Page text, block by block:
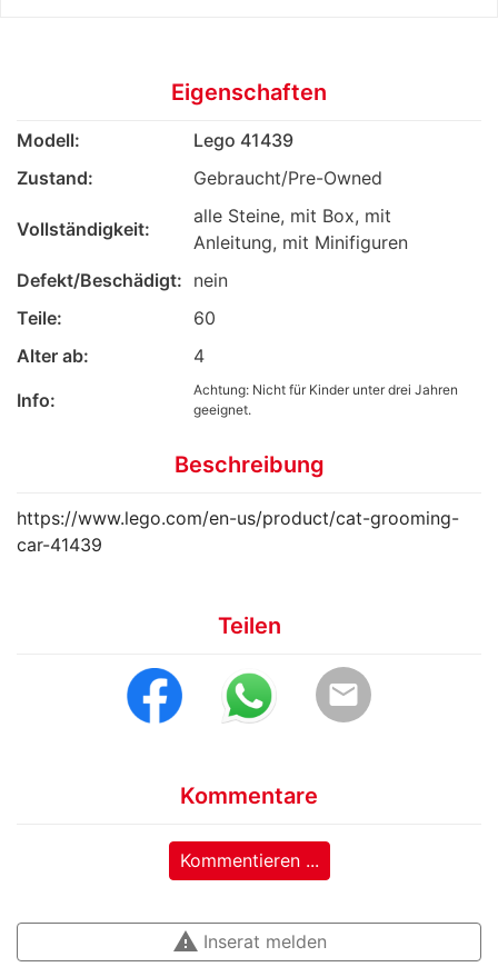
Eigenschaften
Modell:
Lego 41439
Zustand:
Gebraucht/Pre-Owned
Vollständigkeit:
alle Steine, mit Box, mit
Anleitung, mit Minifiguren
Defekt/Beschädigt: nein
Teile:
60
Alter ab:
4
Info:
Achtung: Nicht für Kinder unter drei Jahren
geeignet.
Beschreibung
https://www.lego.com/en-us/product/cat-grooming-
car-41439
Teilen
email
Kommentare
Kommentieren ...
warning Inserat melden